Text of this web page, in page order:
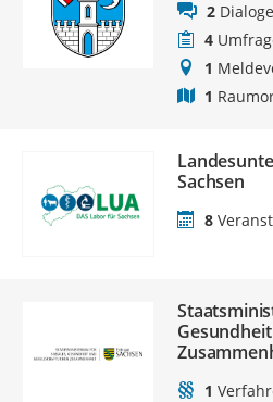
2 Dialoge
4
1
1
Sachsen
8
1